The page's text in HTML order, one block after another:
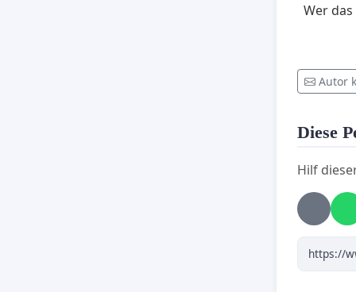
Wer das
Autor
Diese
Hilf